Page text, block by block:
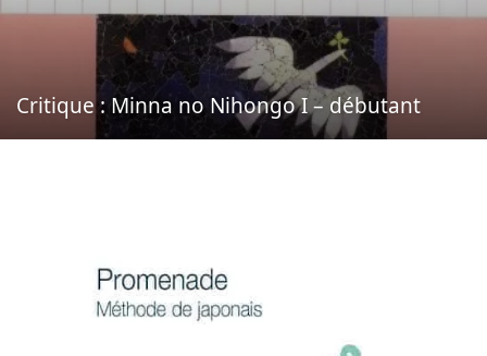
Critique : Minna no Nihongo I – débutant